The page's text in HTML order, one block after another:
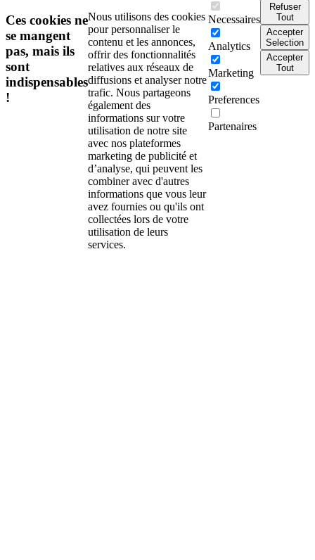
Ces cookies ne
se mangent
pas, mais ils
sont
indispensables
!
Nous utilisons des cookies
pour personnaliser le
contenu et les annonces,
offrir des fonctionnalités
relatives aux réseaux de
diffusions et analyser notre
trafic. Nous partageons
également des
informations sur votre
utilisation de notre site
avec nos plateformes
marketing de publicité et
d’analyse, qui peuvent les
combiner avec d'autres
informations que vous leur
avez fournies ou qu'ils ont
collectées lors de votre
utilisation de leurs
services.
Necessaires
Analytics
Marketing
Preferences
Partenaires
Refuser
Tout
Accepter
Selection
Accepter
Tout